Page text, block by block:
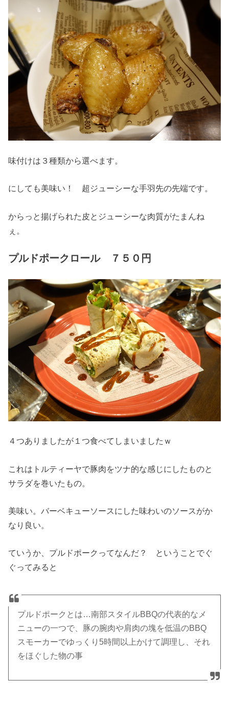
味付けは３種類から選べます。
にしても美味い！ 超ジューシーな手羽先の先端です。
からっと揚げられた皮とジューシーな肉質がたまんね
ぇ。
プルドポークロール ７５０円
４つありましたが１つ食べてしまいましたｗ
これはトルティーヤで豚肉をツナ的な感じにしたものと
サラダを巻いたもの。
美味い。バーベキューソースにした味わいのソースがか
なり良い。
ていうか、プルドポークってなんだ？ ということでぐ
ぐってみると
プルドポークとは…南部スタイルBBQの代表的なメ
ニューの一つで、豚の腕肉や肩肉の塊を低温のBBQ
スモーカーでゆっくり5時間以上かけて調理し、それ
をほぐした物の事